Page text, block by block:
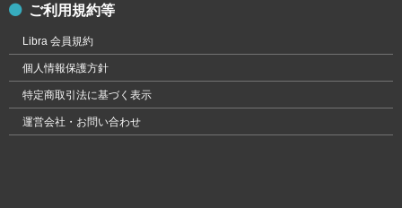
ご利用規約等
Libra 会員規約
個人情報保護方針
特定商取引法に基づく表示
運営会社・お問い合わせ